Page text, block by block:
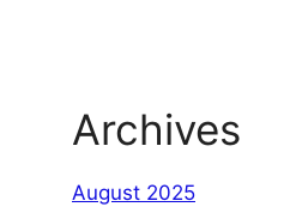
Archives
August 2025